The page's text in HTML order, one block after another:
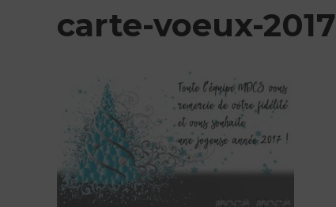
carte-voeux-2017